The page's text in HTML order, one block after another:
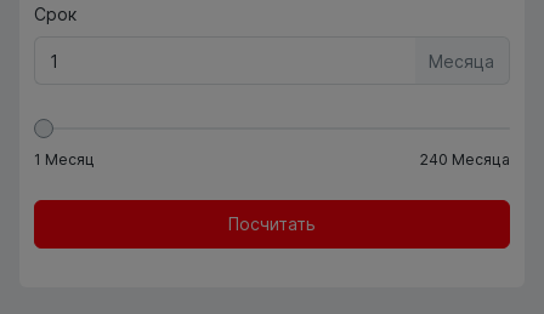
Срок
Месяца
1 Месяц 240 Месяца
Посчитать